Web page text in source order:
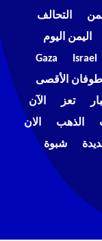
التحالف
اليمن اليوم
Israel
Gaza
طوفان الأقصى
تعز
الآن
الذهب
الان
شبوة